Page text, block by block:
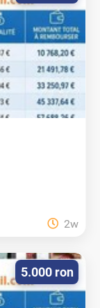
2w
5.000 ron